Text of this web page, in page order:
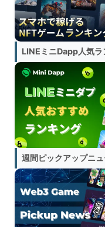
LINEミニDapp人気ラ
週間ピックアップニ